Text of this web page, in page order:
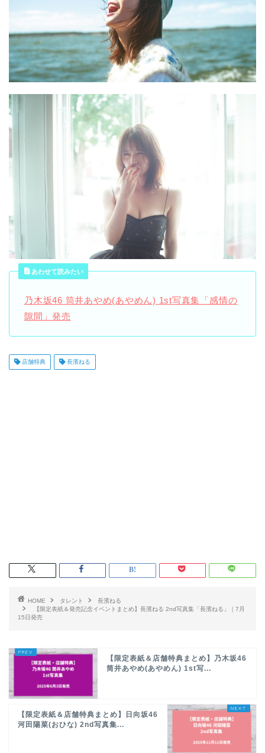
あわせて読みたい
乃木坂46 筒井あやめ(あやめん) 1st写真集「感情の
隙間」発売
店舗特典 長濱ねる
HOME タレント
長濱ねる
【限定表紙＆発売記念イベントまとめ】長濱ねる 2nd写真集「長濱ねる」｜7月
15日発売
【限定表紙＆店舗特典まとめ】乃木坂46
筒井あやめ(あやめん) 1st写...
【限定表紙＆店舗特典まとめ】日向坂46
河田陽菜(おひな) 2nd写真集...